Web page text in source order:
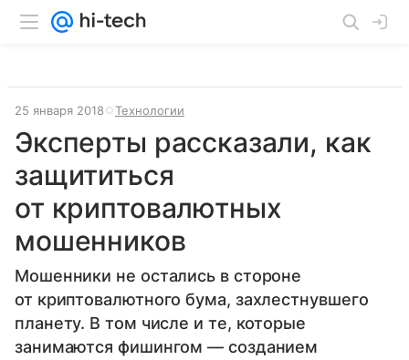
25 января 2018 Технологии
Эксперты рассказали, как
защититься
от криптовалютных
мошенников
Мошенники не остались в стороне
от криптовалютного бума, захлестнувшего
планету. В том числе и те, которые
занимаются фишингом — созданием